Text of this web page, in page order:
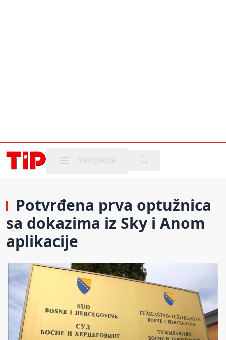
Mobile menu
Navigacija
Potvrđena prva optužnica
sa dokazima iz Sky i Anom
aplikacije